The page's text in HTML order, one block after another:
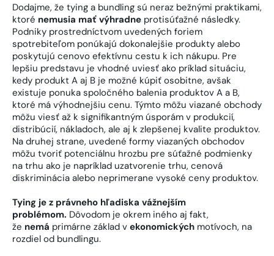
Dodajme, že tying a bundling sú neraz bežnými praktikami,
ktoré nemusia mať výhradne protisúťažné následky.
Podniky prostredníctvom uvedených foriem
spotrebiteľom ponúkajú dokonalejšie produkty alebo
poskytujú cenovo efektívnu cestu k ich nákupu. Pre
lepšiu predstavu je vhodné uviesť ako príklad situáciu,
kedy produkt A aj B je možné kúpiť osobitne, avšak
existuje ponuka spoločného balenia produktov A a B,
ktoré má výhodnejšiu cenu. Týmto môžu viazané obchody
môžu viesť až k signifikantným úsporám v produkcií,
distribúcií, nákladoch, ale aj k zlepšenej kvalite produktov.
Na druhej strane, uvedené formy viazaných obchodov
môžu tvoriť potenciálnu hrozbu pre súťažné podmienky
na trhu ako je napríklad uzatvorenie trhu, cenová
diskriminácia alebo neprimerane vysoké ceny produktov.
Tying je z právneho hľadiska vážnejším
problémom. Dôvodom je okrem iného aj fakt,
že nemá primárne základ v ekonomických motívoch, na
rozdiel od bundlingu.